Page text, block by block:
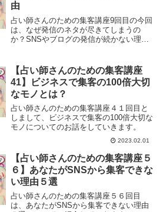
由
占い師さんのための集客講座9回目の今回
は、なぜ発信のネタが尽きてしまうの
か？SNSやブログの発信が続かない理由
【占い師さんのための集客講座
41】ビジネスで集客の100倍大切
なモノとは？
占い師さんのための集客講座４１回目と
しまして、ビジネスで集客の100倍大切な
モノについてのお話をしていきます。
2023.02.01
【占い師さんのための集客講座５
６】あなたがSNSから集客できな
い理由５選
占い師さんのための集客講座５６回目
は、あなたがSNSから集客できない理由